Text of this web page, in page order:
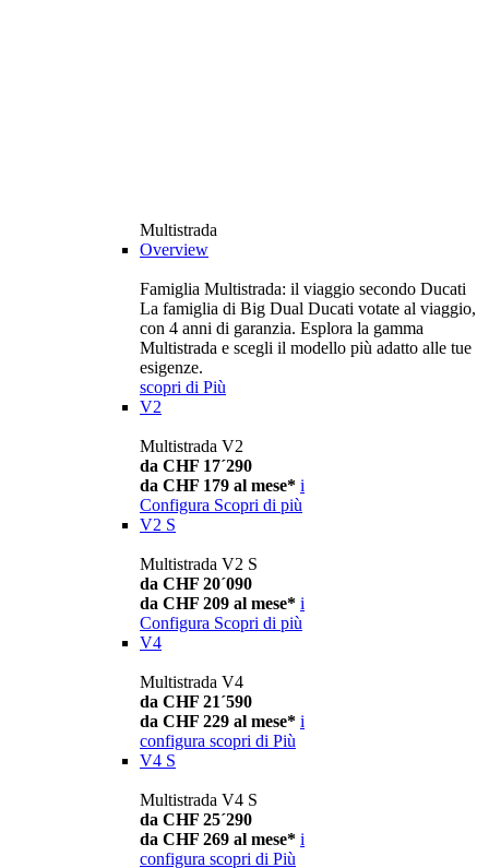
Multistrada
Overview
Famiglia Multistrada: il viaggio secondo Ducati
La famiglia di Big Dual Ducati votate al viaggio,
con 4 anni di garanzia. Esplora la gamma
Multistrada e scegli il modello più adatto alle tue
esigenze.
scopri di Più
V2
Multistrada V2
da CHF 17´290
da CHF 179 al mese* i
Configura Scopri di più
V2 S
Multistrada V2 S
da CHF 20´090
da CHF 209 al mese* i
Configura Scopri di più
V4
Multistrada V4
da CHF 21´590
da CHF 229 al mese* i
configura scopri di Più
V4 S
Multistrada V4 S
da CHF 25´290
da CHF 269 al mese* i
configura scopri di Più